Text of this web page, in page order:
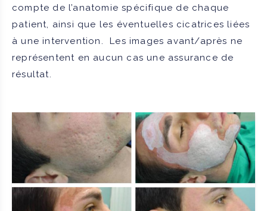
compte de l’anatomie spécifique de chaque
patient, ainsi que les éventuelles cicatrices liées
à une intervention. Les images avant/après ne
représentent en aucun cas une assurance de
résultat.